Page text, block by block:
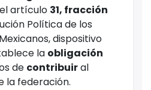
artículo 31, fracción
Política de los
dispositivo
la obligación
de contribuiral
la federación.